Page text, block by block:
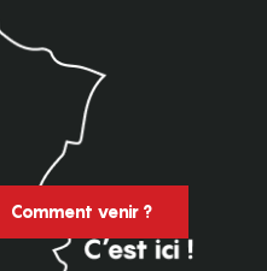
Comment venir ?